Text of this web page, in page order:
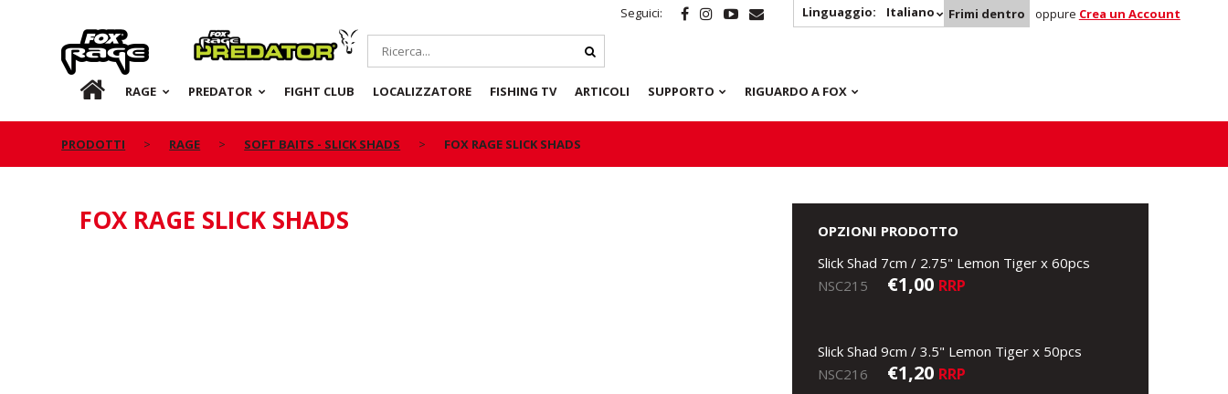
Seguici: Linguaggio: Italiano Frimi dentro oppure Crea un Account
Rage Predator
IT RAGE PREDATOR FIGHT CLUB LOCALIZZATORE FISHING TV ARTICOLI SUPPORTO RIGUARDO A FOX
PRODOTTI RAGE SOFT BAITS - SLICK SHADS FOX RAGE SLICK SHADS
FOX RAGE SLICK SHADS
OPZIONI PRODOTTO
Slick Shad 7cm / 2.75" Lemon Tiger x 60pcs
NSC215
€1,00 RRP
Slick Shad 9cm / 3.5" Lemon Tiger x 50pcs
NSC216
€1,20 RRP